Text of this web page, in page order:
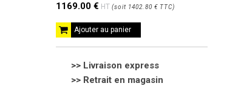
1169.00 € HT (soit 1402.80 € TTC)
Ajouter au panier
>> Livraison express
>> Retrait en magasin